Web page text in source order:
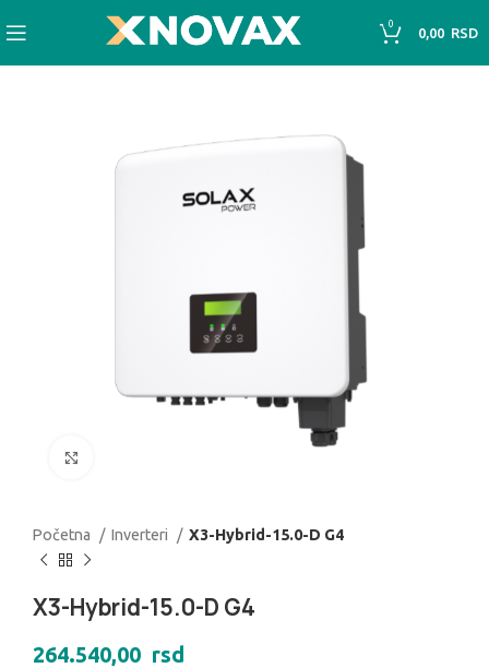
0
0,00 RSD
Početna Inverteri X3-Hybrid-15.0-D G4
X3-Hybrid-15.0-D G4
264.540,00 rsd